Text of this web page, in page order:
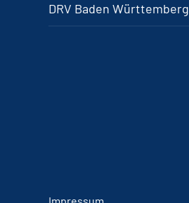
DRV Baden Württemberg